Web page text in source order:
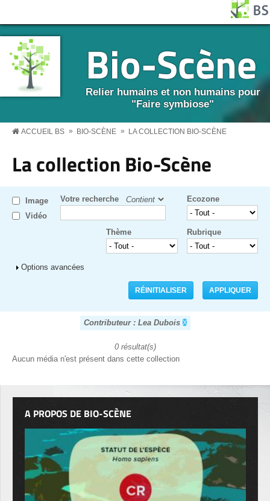
Bio-Scène
Relier humains et non humains pour
"Faire symbiose"
BS MENU
ACCUEIL BS » BIO-SCÈNE » LA COLLECTION BIO-SCÈNE
La collection Bio-Scène
Image
Vidéo
Votre recherche Ecozone
Rubrique
Thème
Afficher
Options avancées
Contributeur : Lea Dubois
0 résultat(s)
Aucun média n'est présent dans cette collection
A PROPOS DE BIO-SCÈNE